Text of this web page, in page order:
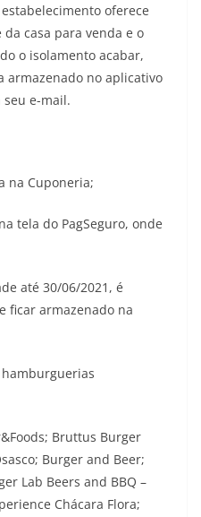
oferece
casa para venda e o
o isolamento acabar,
armazenado no aplicativo
e-mail.
na Cuponeria;
tela do PagSeguro, onde
até 30/06/2021, é
ficar armazenado na
Bruttus Burger
Burger and Beer;
Lab Beers and BBQ –
Chácara Flora;